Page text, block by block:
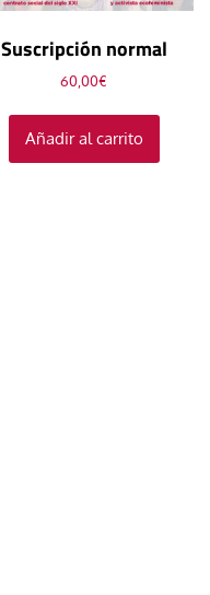
Suscripción normal
60,00€
Añadir al carrito